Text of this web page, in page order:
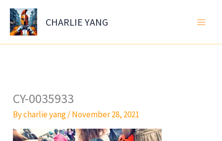
Skip
content
CHARLIE YANG
CY-0035933
Bycharlie yang/November 28, 2021